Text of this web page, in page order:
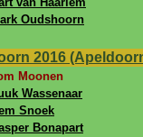
Oudshoorn
2016
Moonen
Wassenaar
Snoek
Bonapart